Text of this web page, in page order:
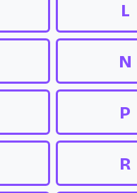
L
N
P
R